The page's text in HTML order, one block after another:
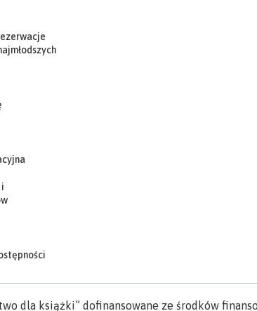
dla książki” dofinansowane ze środków